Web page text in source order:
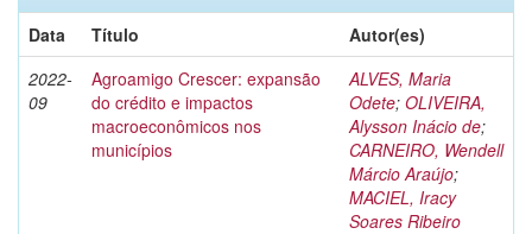
Data
Título
Autor(es)
2022-
09
Agroamigo Crescer: expansão
do crédito e impactos
macroeconômicos nos
municípios
ALVES, Maria
Odete; OLIVEIRA,
Alysson Inácio de;
CARNEIRO, Wendell
Márcio Araújo;
MACIEL, Iracy
Soares Ribeiro